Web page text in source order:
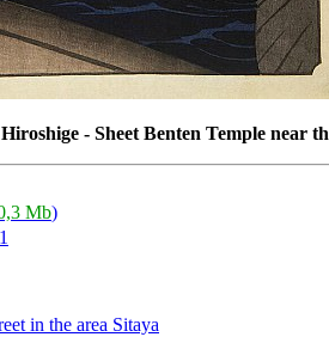
- Sheet Benten Temple near
Mb)